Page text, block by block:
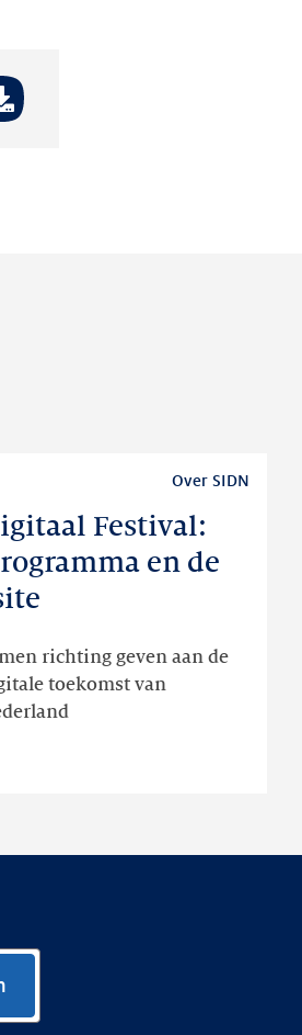
Festival:
en de
Over SIDN
richting geven aan de
toekomst van